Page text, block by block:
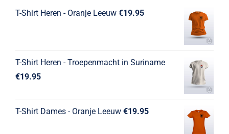
T-Shirt Heren - Oranje Leeuw €19.95
T-Shirt Heren - Troepenmacht in Suriname
€19.95
T-Shirt Dames - Oranje Leeuw €19.95